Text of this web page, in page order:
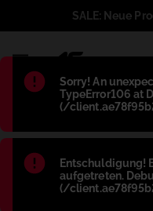
Błąd:
Sorry! An
TypeError106 at
(/
Błąd:
Entschuldigung!
aufgetreten.
(/
SALE: Neue